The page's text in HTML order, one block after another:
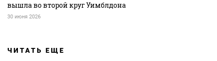
вышла во второй круг Уимблдона
30 июня 2026
ЧИТАТЬ ЕЩЕ